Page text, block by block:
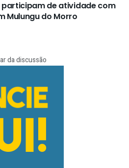
de atividade com
Mulungu do Morro
da discussão